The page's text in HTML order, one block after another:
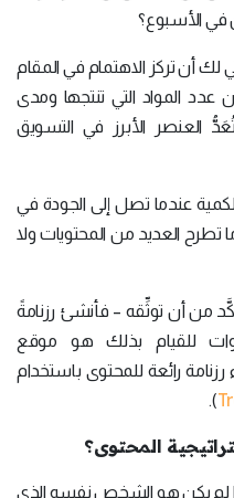
في الأسبوع؟
لك أن تركز الاهتمام في المقام
المواد التي تنتجها ومدى
العنصر الأبرز في التسويق
عندما تصل إلى الجودة في
تطرح العديد من المحتويات ولا
من أن توثِّقه – فأنشئ رزنامةً
للقيام بذلك هو موقع
رائعة للمحتوى باستخدام
).
المحتوى؟
لم يكن هو الشخص نفسه الذي